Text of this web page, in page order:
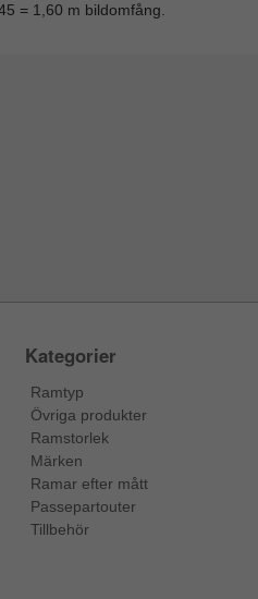
= 1,60 m bildomfång.
Kategorier
Ramtyp
Övriga produkter
Ramstorlek
Märken
Ramar efter mått
Passepartouter
Tillbehör